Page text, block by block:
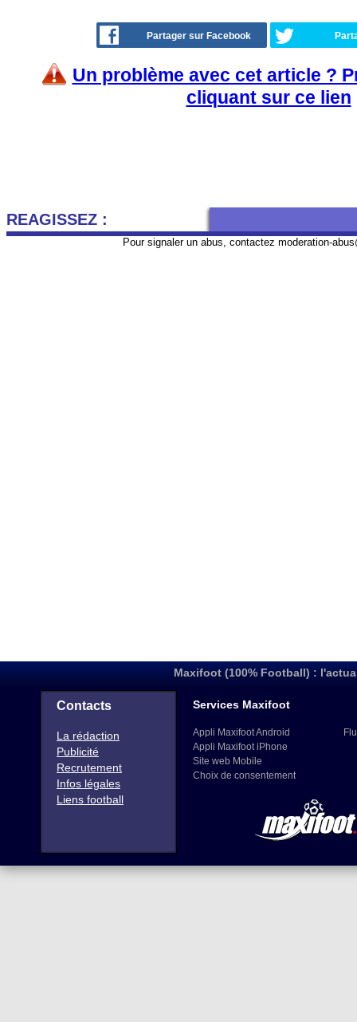
Partager sur Facebook
Un problème avec cet article ?
cliquant sur ce lien
REAGISSEZ :
Pour signaler un abus, contactez moderation-
Maxifoot (100% Football) :
Contacts
La rédaction
Publicité
Recrutement
Infos légales
Liens football
Services Maxifoot
Appli Maxifoot Android
Appli Maxifoot iPhone
Site web Mobile
Choix de consentement